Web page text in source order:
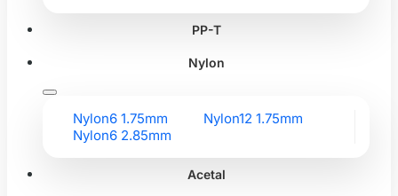
PP-T
Nylon
Nylon6 1.75mm
Nylon12 1.75mm
Nylon6 2.85mm
Acetal